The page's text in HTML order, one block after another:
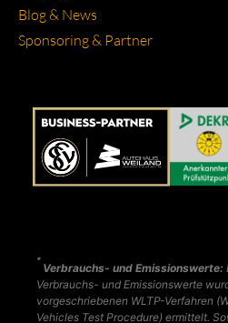
Blog & News
Spon­so­ring & Part­ner
*
Verbrauchs- und Emissionswerte:
Verbrauchs- und Emissionswerte
vorgeschriebenen WLTP-Verfahren
Vehicles Test Procedure) ermittelt.